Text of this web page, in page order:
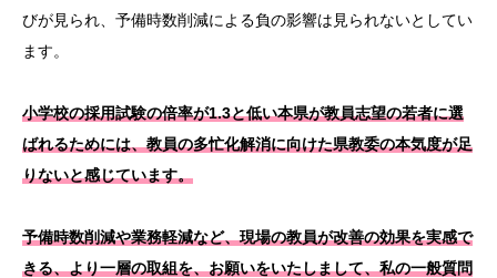
びが見られ、予備時数削減による負の影響は見られないとしてい
ます。
小学校の採用試験の倍率が1.3と低い本県が教員志望の若者に選
ばれるためには、教員の多忙化解消に向けた県教委の本気度が足
りないと感じています。
予備時数削減や業務軽減など、現場の教員が改善の効果を実感で
きる、より一層の取組を、お願いをいたしまして、私の一般質問